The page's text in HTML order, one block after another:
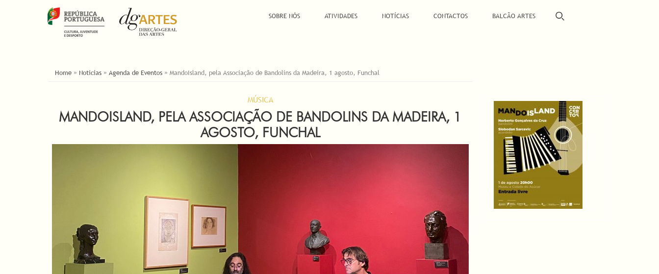
SOBRE NÓS ATIVIDADES NOTÍCIAS CONTACTOS BALCÃO ARTES
ESTÁ AQUI
Home » Noticias » Agenda de Eventos » MandoIsland, pela Associação de Bandolins da Madeira, 1 agosto, Funchal
MÚSICA
MANDOISLAND, PELA ASSOCIAÇÃO DE BANDOLINS DA MADEIRA, 1
AGOSTO, FUNCHAL